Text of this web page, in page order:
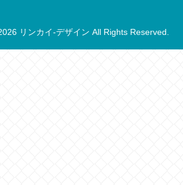
リンカイ-デザイン All Rights Reserved.